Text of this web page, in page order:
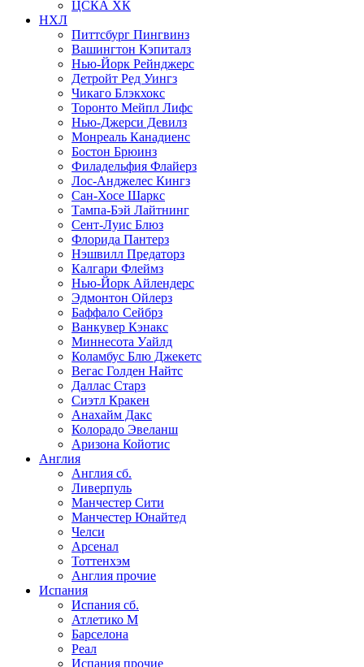
ЦСКА ХК
НХЛ
Питтсбург Пингвинз
Вашингтон Кэпиталз
Нью-Йорк Рейнджерс
Детройт Ред Уингз
Чикаго Блэкхокс
Торонто Мейпл Лифс
Нью-Джерси Девилз
Монреаль Канадиенс
Бостон Брюинз
Филадельфия Флайерз
Лос-Анджелес Кингз
Сан-Хосе Шаркс
Тампа-Бэй Лайтнинг
Сент-Луис Блюз
Флорида Пантерз
Нэшвилл Предаторз
Калгари Флеймз
Нью-Йорк Айлендерс
Эдмонтон Ойлерз
Баффало Сейбрз
Ванкувер Кэнакс
Миннесота Уайлд
Коламбус Блю Джекетс
Вегас Голден Найтс
Даллас Старз
Сиэтл Кракен
Анахайм Дакс
Колорадо Эвеланш
Аризона Койотис
Англия
Англия сб.
Ливерпуль
Манчестер Сити
Манчестер Юнайтед
Челси
Арсенал
Тоттенхэм
Англия прочие
Испания
Испания сб.
Атлетико М
Барселона
Реал
Испания прочие